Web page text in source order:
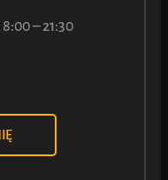
– 21:30